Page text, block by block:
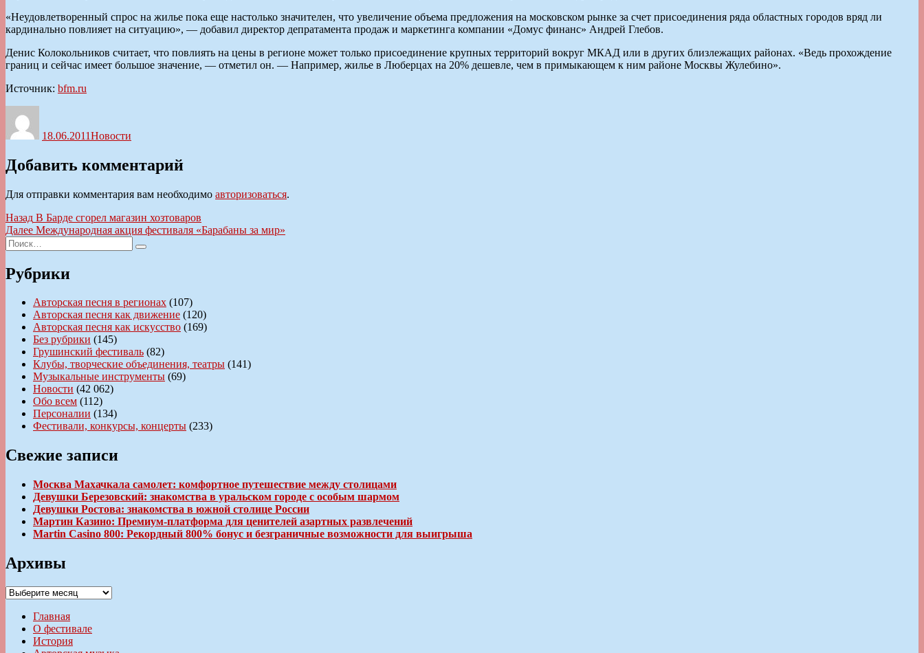
«Неудовлетворенный спрос на жилье пока еще настолько значителен, что увеличение объема предложения на московском рынке за счет присоединения ряда областных городов вряд ли
кардинально повлияет на ситуацию», — добавил директор депратамента продаж и маркетинга компании «Домус финанс» Андрей Глебов.
Денис Колокольников считает, что повлиять на цены в регионе может только присоединение крупных территорий вокруг МКАД или в других близлежащих районах. «Ведь прохождение
границ и сейчас имеет большое значение, — отметил он. — Например, жилье в Люберцах на 20% дешевле, чем в примыкающем к ним районе Москвы Жулебино».
Источник: bfm.ru
18.06.2011Новости
Добавить комментарий
Для отправки комментария вам необходимо авторизоваться.
Навигация
по
записям
Назад Предыдущая
запись:
В Барде сгорел магазин хозтоваров
Далее Следующая
Международная акция фестиваля «Барабаны за мир»
Искать:
Поиск
Рубрики
Авторская песня в регионах (107)
Авторская песня как движение (120)
Авторская песня как искусство (169)
Без рубрики (145)
Грушинский фестиваль (82)
Клубы, творческие объединения, театры (141)
Музыкальные инструменты (69)
Новости (42 062)
Обо всем (112)
Персоналии (134)
Фестивали, конкурсы, концерты (233)
Свежие записи
Москва Махачкала самолет: комфортное путешествие между столицами
Девушки Березовский: знакомства в уральском городе с особым шармом
Девушки Ростова: знакомства в южной столице России
Мартин Казино: Премиум-платформа для ценителей азартных развлечений
Martin Casino 800: Рекордный 800% бонус и безграничные возможности для выигрыша
Архивы
Архивы
Главная
О фестивале
История